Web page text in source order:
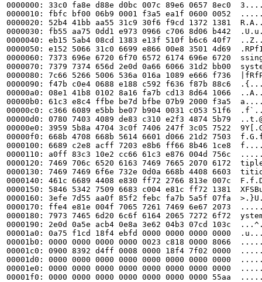
0000000: 33c0 fa8e d88e d0bc 007c 89e6 0657 8ec0
0000010: fbfc bf00 06b9 0001 f3a5 ea1f 0600 0052
0000020: 52b4 41bb aa55 31c9 30f6 f9cd 1372 1381
0000030: fb55 aa75 0dd1 e973 0966 c706 8d06 b442
0000040: eb15 5ab4 08cd 1383 e13f 510f b6c6 40f7
0000050: e152 5066 31c0 6699 e866 00e8 3501 4d69
0000060: 7373 696e 6720 6f70 6572 6174 696e 6720
0000070: 7379 7374 656d 2e0d 0a66 6066 31d2 bb00
0000080: 7c66 5266 5006 536a 016a 1089 e666 f736
0000090: f47b c0e4 0688 e188 c592 f636 f87b 88c6
00000a0: 08e1 41b8 0102 8a16 fa7b cd13 8d64 1066
00000b0: 61c3 e8c4 ffbe be7d bfbe 07b9 2000 f3a5
00000c0: c366 6089 e5bb be07 b904 0031 c053 51f6
00000d0: 0780 7403 4089 de83 c310 e2f3 4874 5b79
00000e0: 3959 5b8a 4704 3c0f 7406 247f 3c05 7522
00000f0: 668b 4708 668b 5614 6601 d066 21d2 7503
0000100: 6689 c2e8 acff 7203 e8b6 ff66 8b46 1ce8
0000110: a0ff 83c3 10e2 cc66 61c3 e876 004d 756c
0000120: 7469 706c 6520 6163 7469 7665 2070 6172
0000130: 7469 7469 6f6e 732e 0d0a 668b 4408 6603
0000140: 461c 6689 4408 e830 ff72 2766 813e 007c
0000150: 5846 5342 7509 6683 c004 e81c ff72 1381
0000160: 3efe 7d55 aa0f 85f2 febc fa7b 5a5f 07fa
0000170: ffe4 e81e 004f 7065 7261 7469 6e67 2073
0000180: 7973 7465 6d20 6c6f 6164 2065 7272 6f72
0000190: 2e0d 0a5e acb4 0e8a 3e62 04b3 07cd 103c
00001a0: 0a75 f1cd 18f4 ebfd 0000 0000 0000 0000
00001b0: 0000 0000 0000 0000 0023 c818 0000
00001c0: 0900 8392 d4ff 0008 0000 18f4 7f02
00001d0: 0000 0000 0000 0000 0000 0000 0000
00001e0: 0000 0000 0000 0000 0000 0000 0000
00001f0: 0000 0000 0000 0000 0000 0000 0000 55aa